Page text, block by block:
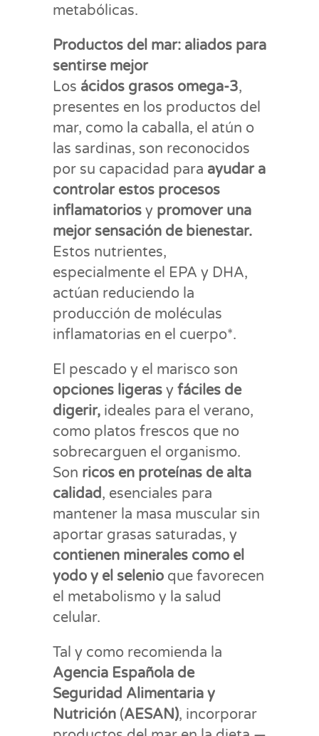
metabólicas.
Productos del mar: aliados para
sentirse mejor
Los ácidos grasos omega-3,
presentes en los productos del
mar, como la caballa, el atún o
las sardinas, son reconocidos
por su capacidad para ayudar a
controlar estos procesos
inflamatorios y promover una
mejor sensación de bienestar.
Estos nutrientes,
especialmente el EPA y DHA,
actúan reduciendo la
producción de moléculas
inflamatorias en el cuerpo*.
El pescado y el marisco son
opciones ligeras y fáciles de
digerir, ideales para el verano,
como platos frescos que no
sobrecarguen el organismo.
Son ricos en proteínas de alta
calidad, esenciales para
mantener la masa muscular sin
aportar grasas saturadas, y
contienen minerales como el
yodo y el selenio que favorecen
el metabolismo y la salud
celular.
Tal y como recomienda la
Agencia Española de
Seguridad Alimentaria y
Nutrición (AESAN), incorporar